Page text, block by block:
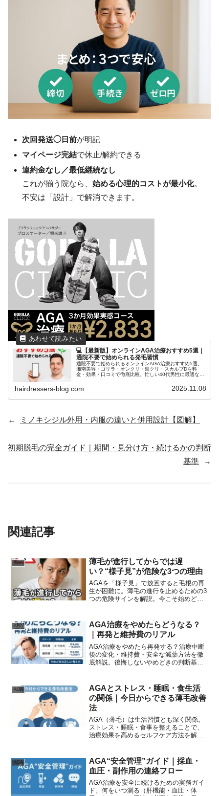
次回発送◯日前が明記
マイページ完結で休止/解約できる
違約金なし／最低継続なし
これが揃う院なら、始める心理的コストが最小化。
不安は「設計」で解消できます。
💻【最新版】オンラインAGA治療おすすめ5選｜
通院不要で始められる発毛習慣
通院不要で始められるオンラインAGA治療おすすめ5選。
湘南美容・ゴリラ・オンクリ・銀クリ・スカルプDを料
金・効果・口コミで徹底比較。忙しい40代男性に最適な発
hairdressers-blog.com 2025.11.08
← ミノキシジル外用・内服の違いと併用設計【図解】
初期脱毛の完全ガイド｜期間・見分け方・続けるかの判断
基準
→
関連記事
AGA
薄毛が進行してからでは遅
い？“様子見”が危険な3つの理由
AGAを「様子見」で放置すると毛根の再
生が困難に。薄毛の進行を止めるための3
つの危険サインを解説。今こそ始めど
AGA
AGA治療をやめたらどうなる？
｜再発と維持費のリアル
AGA治療をやめたら再発する？治療中断
後の変化・維持費・安全な減薬方法を徹
底解説。後悔しないやめどきの判断基準
AGA
AGAとストレス・睡眠・食生活
の関係｜今日からできる薄毛改善
法
AGA（薄毛）は生活習慣とも深く関係。
ストレス・睡眠・食事を整えることで、
治療効果を高めるセルフケア方法を解
AGA
AGA“安全管理”ガイド｜採血・
血圧・副作用の連絡フロー
AGA治療を安全に続けるための実務ガイ
ド。何をいつ測る（肝機能・血圧・体